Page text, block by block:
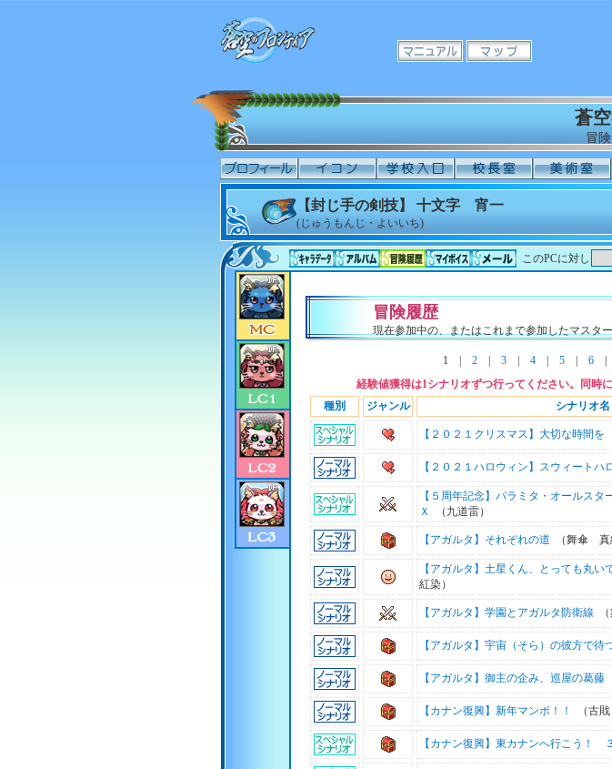
蒼
冒
【封じ手の剣技】 十文字 宵一
(じゅうもんじ・よいいち)
このPCに対し
冒険履歴
現在参加中の、またはこれまで参加したマスタ
1 2| 3| 4| 5| 6|
経験値獲得は1シナリオずつ行ってください。同時
種別
ジャンル シナリオ名
【２０２１クリスマス】大切な時間を
【２０２１ハロウィン】スウィートハ
【５周年記念】パラミタ・オールス
Ｘ
（九道雷）
【アガルタ】それぞれの道 （舞傘 真
【アガルタ】土星くん、とっても丸い
紅染）
【アガルタ】学園とアガルタ防衛線
【アガルタ】宇宙（そら）の彼方で待
【アガルタ】御主の企み、巡屋の葛藤
【カナン復興】新年マンボ！！ （古
【カナン復興】東カナンへ行こう！ ３